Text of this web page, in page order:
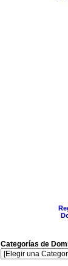
Categorías de